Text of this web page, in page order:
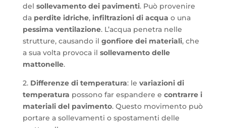
del sollevamento dei pavimenti. Può provenire
daperdite idriche, infiltrazioni di acqua o una
pessima ventilazione. L’acqua penetra nelle
strutture, causando il gonfiore dei materiali, che
a sua volta provoca il sollevamento delle
mattonelle.
2. Differenze di temperatura: le variazioni di
temperatura possono far espandere e contrarre i
materiali del pavimento. Questo movimento può
portare a sollevamenti o spostamenti delle